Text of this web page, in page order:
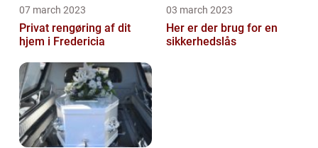
07 march 2023
Privat rengøring af dit
hjem i Fredericia
03 march 2023
Her er der brug for en
sikkerhedslås